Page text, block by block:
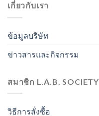
เกี่ยวกับเรา
ข้อมูลบริษัท
ข่าวสารและกิจกรรม
สมาชิก L.A.B. SOCIETY
วิธีการสั่งซื้อ